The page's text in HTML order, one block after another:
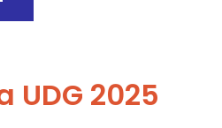
UDG 2025